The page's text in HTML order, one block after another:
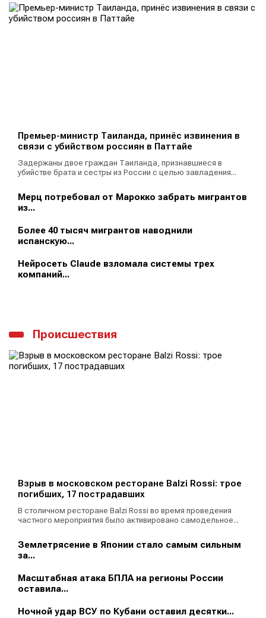
Премьер-министр Таиланда, принёс извинения в
связи с убийством россиян в Паттайе
Задержаны двое граждан Таиланда, признавшиеся в
убийстве брата и сестры из России с целью завладения...
Мерц потребовал от Марокко забрать мигрантов
из...
Более 40 тысяч мигрантов наводнили
испанскую...
Нейросеть Claude взломала системы трех
компаний...
Происшествия
Взрыв в московском ресторане Balzi Rossi: трое
погибших, 17 пострадавших
В столичном ресторане Balzi Rossi во время проведения
частного мероприятия было активировано самодельное...
Землетрясение в Японии стало самым сильным
за...
Масштабная атака БПЛА на регионы России
оставила...
Ночной удар ВСУ по Кубани оставил десятки...